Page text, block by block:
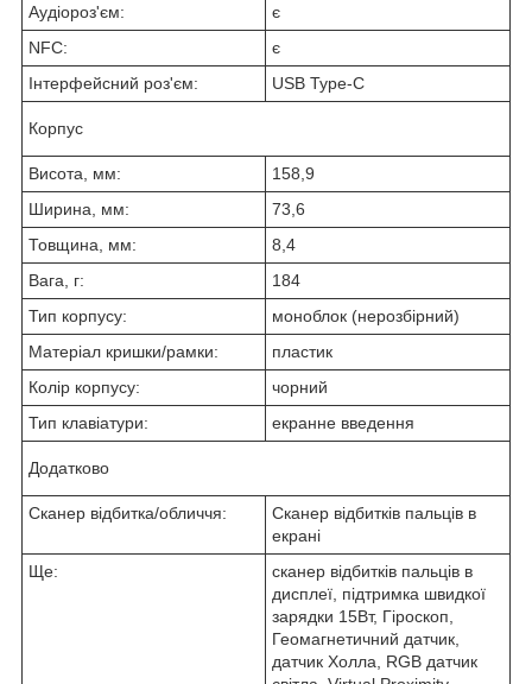
Аудіороз'єм:
є
NFC:
є
Інтерфейсний роз'єм:
USB Type-C
Корпус
Висота, мм:
158,9
Ширина, мм:
73,6
Товщина, мм:
8,4
Вага, г:
184
Тип корпусу:
моноблок (нерозбірний)
Матеріал кришки/рамки:
пластик
Колір корпусу:
чорний
Тип клавіатури:
екранне введення
Додатково
Сканер відбитка/обличчя:
Сканер відбитків пальців в
екрані
Ще:
сканер відбитків пальців в
дисплеї, підтримка швидкої
зарядки 15Вт, Гіроскоп,
Геомагнетичний датчик,
датчик Холла, RGB датчик